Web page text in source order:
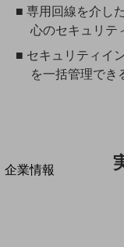
相談・申し込みができるバ
法人向けモバイルトップ
はじめての方へ
サービス・商品を探す
新規会員登録/ログイン
100回線以上のお問い
別ウィンドウで開き
企業情報
■ 専用回線を介し
心のセキュリテ
■ セキュリティイ
を一括管理で